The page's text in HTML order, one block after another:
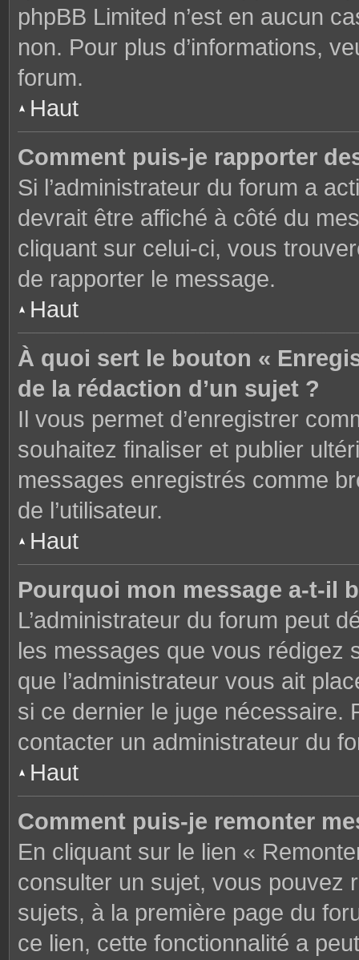
phpBB Limited n’est en aucun
non. Pour plus d’informations,
forum.
Haut
Comment puis-je rapporter
Si l’administrateur du forum a
devrait être affiché à côté du
cliquant sur celui-ci, vous
de rapporter le message.
Haut
À quoi sert le bouton «
de la rédaction d’un sujet ?
Il vous permet d’enregistrer
souhaitez finaliser et publier
messages enregistrés comme
de l’utilisateur.
Haut
Pourquoi mon message a-t-il
L’administrateur du forum peut
les messages que vous rédigez
que l’administrateur vous ait
si ce dernier le juge nécessaire.
contacter un administrateur du
Haut
Comment puis-je remonter
En cliquant sur le lien «
consulter un sujet, vous pouvez
sujets, à la première page du
ce lien, cette fonctionnalité a